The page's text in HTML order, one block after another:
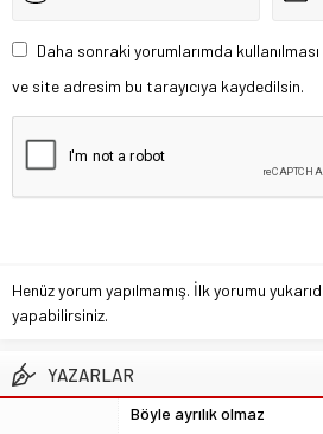
Daha sonraki yorumlarımda
ve site adresim bu tarayıcıya kaydedilsin.
Henüz yorum yapılmamış. İlk yorumu
yapabilirsiniz.
YAZARLAR
Ali İzgi